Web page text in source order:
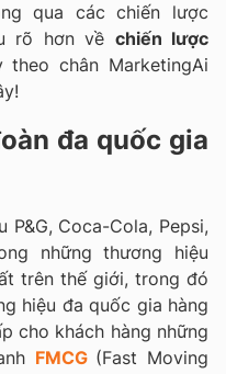
qua các chiến lược
rõ hơn về chiến lược
theo chân MarketingAi
đa quốc gia
Coca-Cola, Pepsi,
những thương hiệu
trên thế giới, trong đó
hiệu đa quốc gia hàng
cho khách hàng những
FMCG (Fast Moving